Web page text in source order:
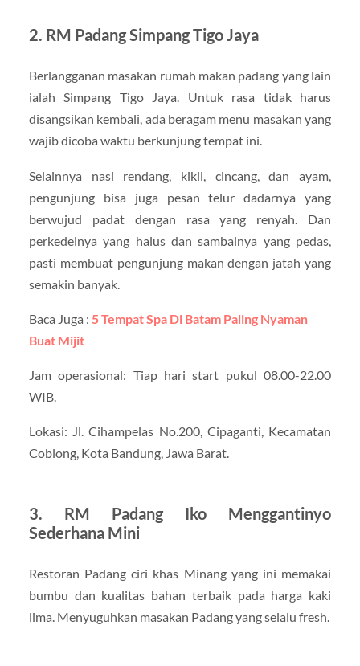
2. RM Padang Simpang Tigo Jaya
Berlangganan masakan rumah makan padang yang lain
ialah Simpang Tigo Jaya. Untuk rasa tidak harus
disangsikan kembali, ada beragam menu masakan yang
wajib dicoba waktu berkunjung tempat ini.
Selainnya nasi rendang, kikil, cincang, dan ayam,
pengunjung bisa juga pesan telur dadarnya yang
berwujud padat dengan rasa yang renyah. Dan
perkedelnya yang halus dan sambalnya yang pedas,
pasti membuat pengunjung makan dengan jatah yang
semakin banyak.
Baca Juga : 5 Tempat Spa Di Batam Paling Nyaman
Buat Mijit
Jam operasional: Tiap hari start pukul 08.00-22.00
WIB.
Lokasi: Jl. Cihampelas No.200, Cipaganti, Kecamatan
Coblong, Kota Bandung, Jawa Barat.
3. RM Padang Iko Menggantinyo
Sederhana Mini
Restoran Padang ciri khas Minang yang ini memakai
bumbu dan kualitas bahan terbaik pada harga kaki
lima. Menyuguhkan masakan Padang yang selalu fresh.